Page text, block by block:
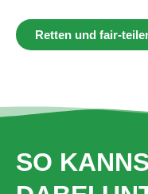
Retten und fair-
SO